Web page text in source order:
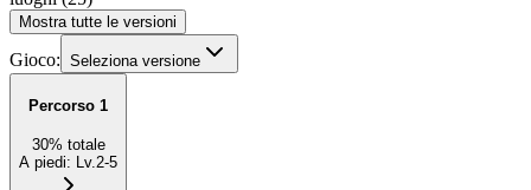
Mostra tutte le versioni
Gioco: Seleziona versione
Percorso 1
30% totale
A piedi: Lv.2-5